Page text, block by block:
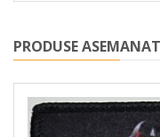
PRODUSE